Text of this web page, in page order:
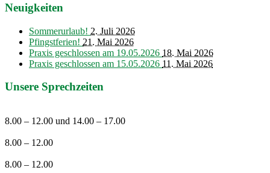
Neuigkeiten
Sommerurlaub! 2. Juli 2026
Pfingstferien! 21. Mai 2026
Praxis geschlossen am 19.05.2026 18. Mai 2026
Praxis geschlossen am 15.05.2026 11. Mai 2026
Unsere Sprechzeiten
8.00 – 12.00 und 14.00 – 17.00
8.00 – 12.00
8.00 – 12.00